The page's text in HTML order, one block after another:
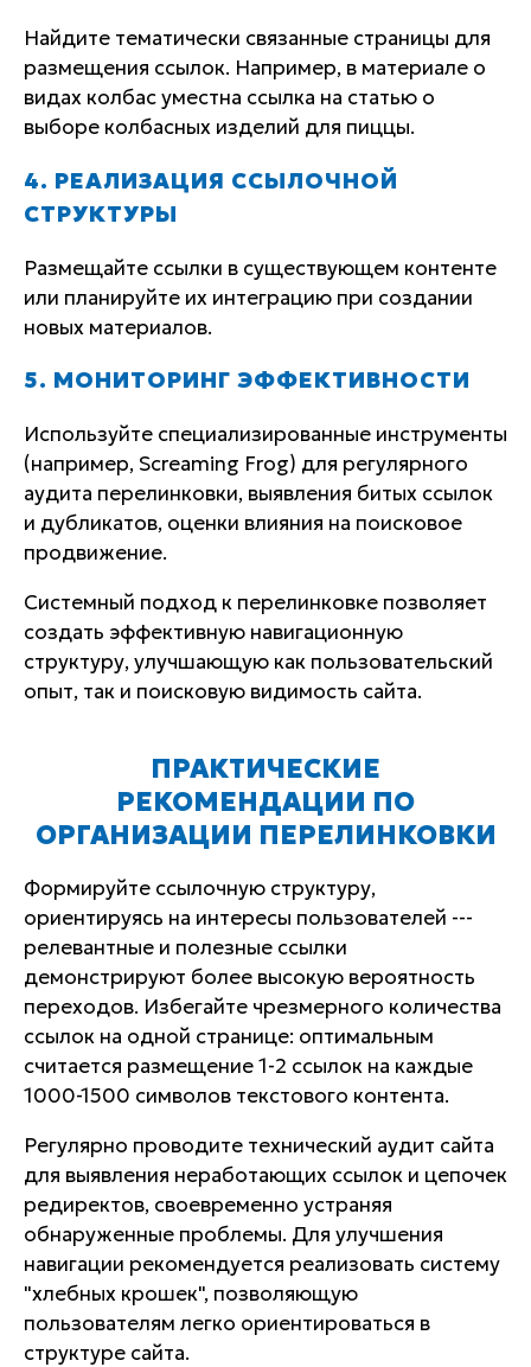
Найдите тематически связанные страницы для
размещения ссылок. Например, в материале о
видах колбас уместна ссылка на статью о
выборе колбасных изделий для пиццы.
4. РЕАЛИЗАЦИЯ ССЫЛОЧНОЙ
СТРУКТУРЫ
Размещайте ссылки в существующем контенте
или планируйте их интеграцию при создании
новых материалов.
5. МОНИТОРИНГ ЭФФЕКТИВНОСТИ
Используйте специализированные инструменты
(например, Screaming Frog) для регулярного
аудита перелинковки, выявления битых ссылок
и дубликатов, оценки влияния на поисковое
продвижение.
Системный подход к перелинковке позволяет
создать эффективную навигационную
структуру, улучшающую как пользовательский
опыт, так и поисковую видимость сайта.
ПРАКТИЧЕСКИЕ
РЕКОМЕНДАЦИИ ПО
ОРГАНИЗАЦИИ ПЕРЕЛИНКОВКИ
Формируйте ссылочную структуру,
ориентируясь на интересы пользователей ---
релевантные и полезные ссылки
демонстрируют более высокую вероятность
переходов. Избегайте чрезмерного количества
ссылок на одной странице: оптимальным
считается размещение 1-2 ссылок на каждые
1000-1500 символов текстового контента.
Регулярно проводите технический аудит сайта
для выявления неработающих ссылок и цепочек
редиректов, своевременно устраняя
обнаруженные проблемы. Для улучшения
навигации рекомендуется реализовать систему
"хлебных крошек", позволяющую
пользователям легко ориентироваться в
структуре сайта.